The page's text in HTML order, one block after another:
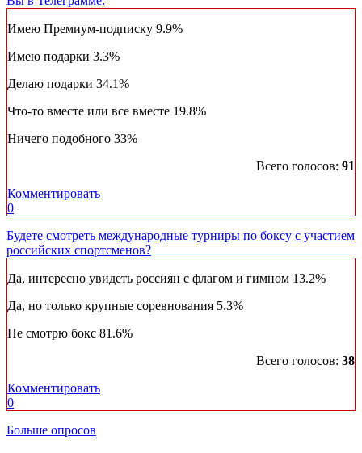
Имею Премиум-подписку 9.9%
Имею подарки 3.3%
Делаю подарки 34.1%
Что-то вместе или все вместе 19.8%
Ничего подобного 33%
Всего голосов: 91
Комментировать
0
Будете смотреть международные турниры по боксу с участием
российских спортсменов?
Да, интересно увидеть россиян с флагом и гимном 13.2%
Да, но только крупные соревнования 5.3%
Не смотрю бокс 81.6%
Всего голосов: 38
Комментировать
0
Больше опросов